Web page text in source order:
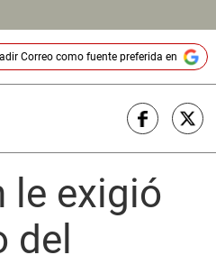
Correocomo fuente preferida en
le exigió